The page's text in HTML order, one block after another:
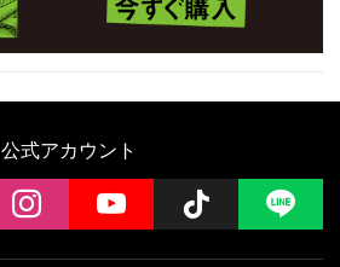
公式アカウント
instagramYouTube Follow